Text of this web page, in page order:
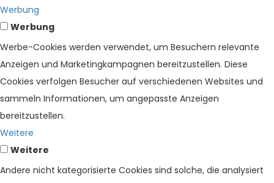
Werbung
Werbung
Werbe-Cookies werden verwendet, um Besuchern relevante
Anzeigen und Marketingkampagnen bereitzustellen. Diese
Cookies verfolgen Besucher auf verschiedenen Websites und
sammeln Informationen, um angepasste Anzeigen
bereitzustellen.
Weitere
Weitere
Andere nicht kategorisierte Cookies sind solche, die analysiert